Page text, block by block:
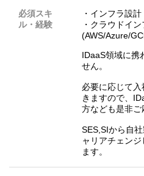
必須スキ
ル・経験
・インフラ設
・クラウドイ
(AWS/Azure/
IDaaS領域に携
せん。
必要に応じて
きますので、
方なども是非ご
SES,SIから自
ャリアチェン
ます。